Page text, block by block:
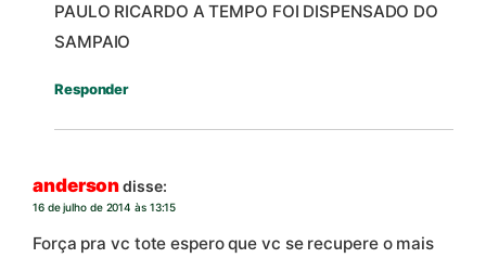
PAULO RICARDO A TEMPO FOI DISPENSADO DO
SAMPAIO
Responder
andersondisse:
16 de julho de 2014 às 13:15
Força pra vc tote espero que vc se recupere o mais